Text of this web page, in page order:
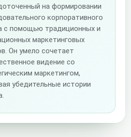
на формировании
корпоративного
с помощью традиционных и
маркетинговых
Он умело сочетает
видение со
маркетингом,
убедительные истории